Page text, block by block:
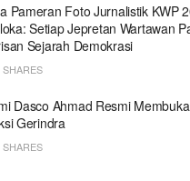
Pameran Foto Jurnalistik KWP
Setiap Jepretan Wartawan
Sejarah Demokrasi
SHARES
Dasco Ahmad Resmi
Gerindra
SHARES